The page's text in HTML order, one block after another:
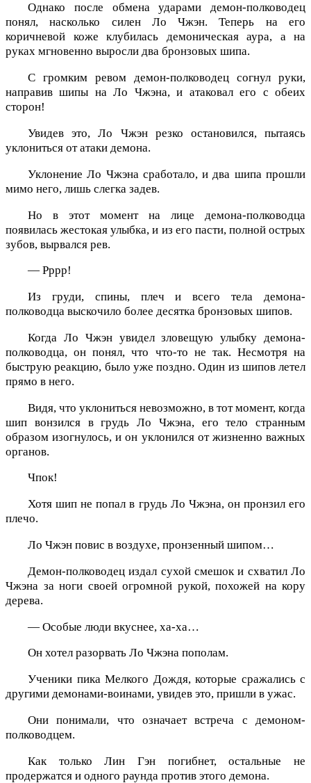
Однако после обмена ударами демон-полководец
понял, насколько силен Ло Чжэн. Теперь на его
коричневой коже клубилась демоническая аура, а на
руках мгновенно выросли два бронзовых шипа.
С громким ревом демон-полководец согнул руки,
направив шипы на Ло Чжэна, и атаковал его с обеих
сторон!
Увидев это, Ло Чжэн резко остановился, пытаясь
уклониться от атаки демона.
Уклонение Ло Чжэна сработало, и два шипа прошли
мимо него, лишь слегка задев.
Но в этот момент на лице демона-полководца
появилась жестокая улыбка, и из его пасти, полной острых
зубов, вырвался рев.
— Рррр!
Из груди, спины, плеч и всего тела демона-
полководца выскочило более десятка бронзовых шипов.
Когда Ло Чжэн увидел зловещую улыбку демона-
полководца, он понял, что что-то не так. Несмотря на
быструю реакцию, было уже поздно. Один из шипов летел
прямо в него.
Видя, что уклониться невозможно, в тот момент, когда
шип вонзился в грудь Ло Чжэна, его тело странным
образом изогнулось, и он уклонился от жизненно важных
органов.
Чпок!
Хотя шип не попал в грудь Ло Чжэна, он пронзил его
плечо.
Ло Чжэн повис в воздухе, пронзенный шипом…
Демон-полководец издал сухой смешок и схватил Ло
Чжэна за ноги своей огромной рукой, похожей на кору
дерева.
— Особые люди вкуснее, ха-ха…
Он хотел разорвать Ло Чжэна пополам.
Ученики пика Мелкого Дождя, которые сражались с
другими демонами-воинами, увидев это, пришли в ужас.
Они понимали, что означает встреча с демоном-
полководцем.
Как только Лин Гэн погибнет, остальные не
продержатся и одного раунда против этого демона.